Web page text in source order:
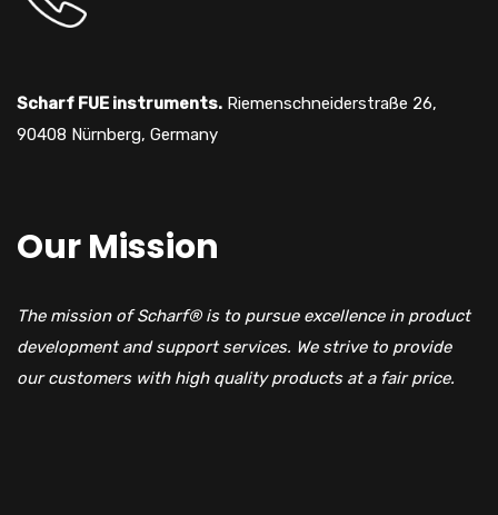
Scharf FUE instruments. Riemenschneiderstraße 26,
90408 Nürnberg, Germany
Our Mission
The mission of Scharf® is to pursue excellence in product
development and support services. We strive to provide
our customers with high quality products at a fair price.